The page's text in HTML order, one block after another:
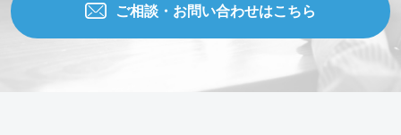
ご相談・お問い合わせはこちら